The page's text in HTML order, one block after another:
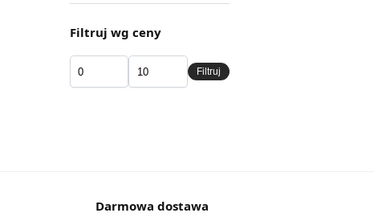
Filtruj wg ceny
Filtruj
Darmowa dostawa